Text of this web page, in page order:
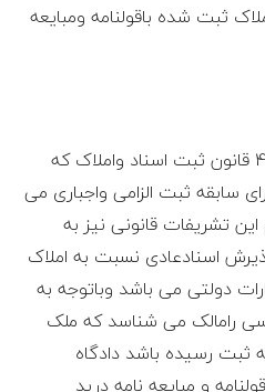
ثبت شده باقولنامه ومبایعه
باتوجه به مواد 22، 46، 47و 48 قانون ثبت اسناد واملاک که
سابقه ثبت الزامی واجباری می
تشریفات قانونی نیز به
عدم پذیرش اسنادعادی نسبت به املاک
دولتی می باشد وباتوجه به
کسی رامالک می شناسد که ملک
ثبت رسیده باشد دادگاه
و مبایعه نامه درید